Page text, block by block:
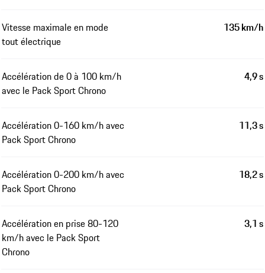
Vitesse maximale en mode
tout électrique
135 km/h
Accélération de 0 à 100 km/h
avec le Pack Sport Chrono
4,9 s
Accélération 0-160 km/h avec
Pack Sport Chrono
11,3 s
Accélération 0-200 km/h avec
Pack Sport Chrono
18,2 s
Accélération en prise 80-120
km/h avec le Pack Sport
Chrono
3,1 s